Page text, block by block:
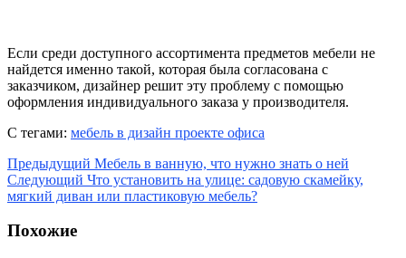
Если среди доступного ассортимента предметов мебели не
найдется именно такой, которая была согласована с
заказчиком, дизайнер решит эту проблему с помощью
оформления индивидуального заказа у производителя.
С тегами: мебель в дизайн проекте офиса
Предыдущий Мебель в ванную, что нужно знать о ней
Следующий Что установить на улице: садовую скамейку,
мягкий диван или пластиковую мебель?
Похожие